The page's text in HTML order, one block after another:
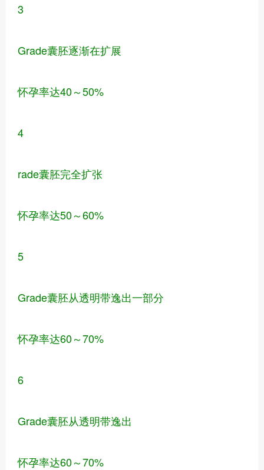
3
Grade囊胚逐渐在扩展
怀孕率达40～50%
4
rade囊胚完全扩张
怀孕率达50～60%
5
Grade囊胚从透明带逸出一部分
怀孕率达60～70%
6
Grade囊胚从透明带逸出
怀孕率达60～70%